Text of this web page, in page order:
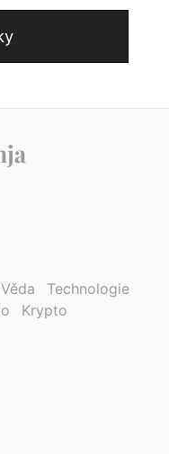
Věda
Technologie
Krypto